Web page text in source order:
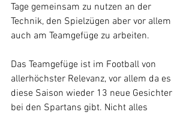
Tage gemeinsam zu nutzen an der
Technik, den Spielzügen aber vor allem
auch am Teamgefüge zu arbeiten.
Das Teamgefüge ist im Football von
allerhöchster Relevanz, vor allem da es
diese Saison wieder 13 neue Gesichter
bei den Spartans gibt. Nicht alles